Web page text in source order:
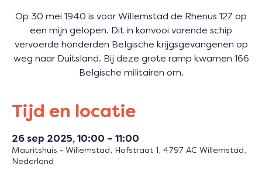
Op 30 mei 1940 is voor Willemstad de Rhenus 127 op
een mijn gelopen. Dit in konvooi varende schip
vervoerde honderden Belgische krijgsgevangenen op
weg naar Duitsland. Bij deze grote ramp kwamen 166
Belgische militairen om.
Tijd en locatie
26 sep 2025, 10:00 – 11:00
Mauritshuis - Willemstad, Hofstraat 1, 4797 AC Willemstad,
Nederland